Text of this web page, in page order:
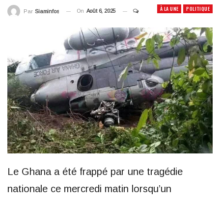
À LA UNE POLITIQUE
Par Siaminfos On Août 6, 2025
Le Ghana a été frappé par une tragédie
nationale ce mercredi matin lorsqu’un